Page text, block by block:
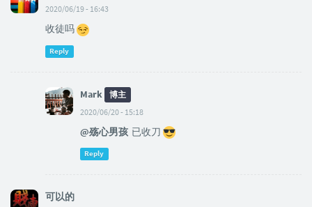
2020/06/19 - 16:43
收徒吗
Reply
Mark
博主
2020/06/20 - 15:18
@殇心男孩 已收刀
Reply
可以的